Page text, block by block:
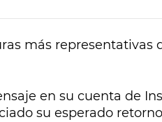
más representativas
en su cuenta de
su esperado